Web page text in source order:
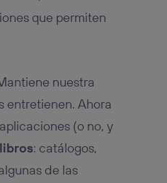
que permiten
nuestra
entretienen. Ahora
(o no, y
: catálogos,
de las
se
la parte